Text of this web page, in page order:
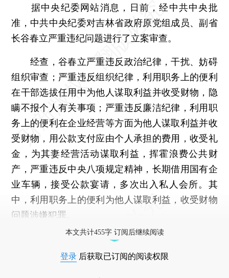
据中央纪委网站消息，日前，经中共中央批
准，中共中央纪委对吉林省政府原党组成员、副省
长谷春立严重违纪问题进行了立案审查。
经查，谷春立严重违反政治纪律，干扰、妨碍
组织审查；严重违反组织纪律，利用职务上的便利
在干部选拔任用中为他人谋取利益并收受财物，隐
瞒不报个人有关事项；严重违反廉洁纪律，利用职
务上的便利在企业经营等方面为他人谋取利益并收
受财物，用公款支付应由个人承担的费用，收受礼
金，为其妻经营活动谋取利益，挥霍浪费公共财
产，严重违反中央八项规定精神，长期借用国有企
业车辆，接受公款宴请，多次出入私人会所。其
中，利用职务上的便利为他人谋取利益，收受财物
问题涉嫌犯罪。
本文共计455字 订阅后继续阅读
登录 后获取已订阅的阅读权限